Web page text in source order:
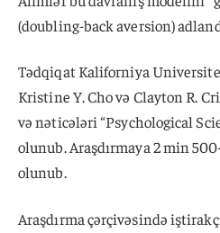
(doubling-back aversion)
Tədqiqat Kaliforniya
Kristine Y. Cho və Clayton R.
və nəticələri “Psychological
olunub. Araşdırmaya 2 min
olunub.
Araşdırma çərçivəsində